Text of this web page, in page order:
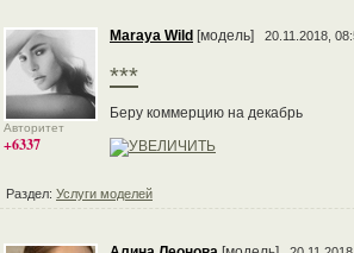
Авторитет
+6337
Maraya Wild [модель] 20.11.2018,
***
Беру коммерцию на декабрь
Раздел: Услуги моделей